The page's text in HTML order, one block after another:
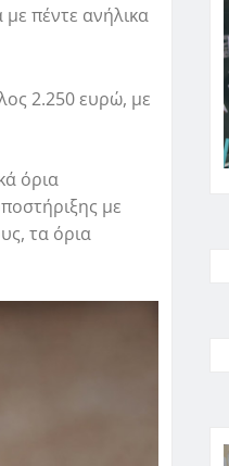
πέντε ανήλικα
2.250 ευρώ, με
όρια
με
τα όρια